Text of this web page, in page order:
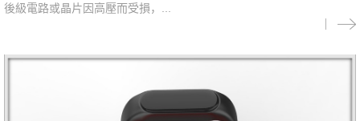
後級電路或晶片因高壓而受損，...